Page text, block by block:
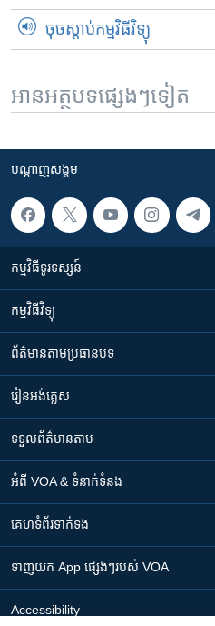
ចុចស្តាប់កម្មវិធីវិទ្យុ
អានអត្ថបទផ្សេងៗទៀត
បណ្តាញ​សង្គម
កម្មវិធី​ទូរទស្សន៍
កម្មវិធី​វិទ្យុ
ព័ត៌មាន​តាមប្រធានបទ​
រៀន​​អង់គ្លេស
ទទួល​ព័ត៌មាន​តាម
អំពី​ VOA & ទំនាក់ទំនង
គេហទំព័រ​​ទាក់ទង
ទាញយក​ App ផ្សេងៗ​របស់​ VOA
Accessibility